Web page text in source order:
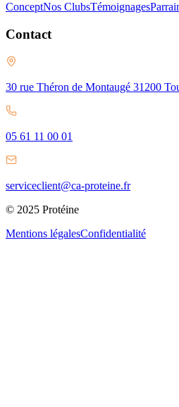
ConceptNos ClubsTémoignages
Contact
30 rue Théron de Montaugé 31200
05 61 11 00 01
serviceclient@ca-proteine.fr
© 2025 Protéine
Mentions légalesConfidentialité